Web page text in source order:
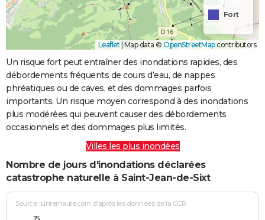
Fort
Leaflet |Map data © OpenStreetMapcontributors
Un risque fort peut entraîner des inondations rapides, des
débordements fréquents de cours d’eau, de nappes
phréatiques ou de caves, et des dommages parfois
importants. Un risque moyen correspond à des inondations
plus modérées qui peuvent causer des débordements
occasionnels et des dommages plus limités.
Villes les plus inondées
Nombre de jours d'inondations déclarées
catastrophe naturelle à Saint-Jean-de-Sixt
Source : Linternaute.com d'après les données de la CCR